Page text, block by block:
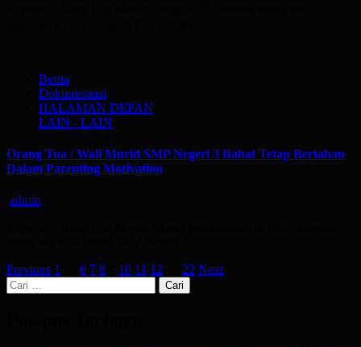
Berita
Dokumentasi
HALAMAN DEPAN
LAIN - LAIN
Orang Tua / Wali Murid SMP Negeri 3 Babat Tetap Bertahan
Dalam Parenting Motivation
admin
Paginasi
pos
Previous 1 6 7 8 10 11 12 22 Next
Cari
untuk: